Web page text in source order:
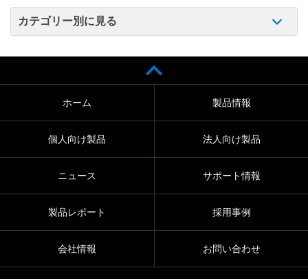
カテゴリー別に見る
ホーム 製品情報
個人向け製品 法人向け製品
ニュース サポート情報
製品レポート 採用事例
会社情報 お問い合わせ